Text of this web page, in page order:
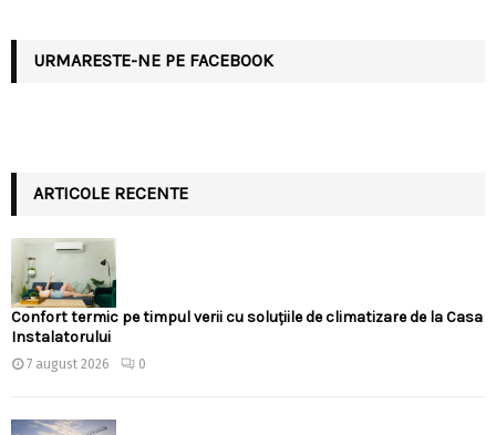
URMARESTE-NE PE FACEBOOK
ARTICOLE RECENTE
Confort termic pe timpul verii cu soluțiile de climatizare de la Casa
Instalatorului
7 august 2026 0